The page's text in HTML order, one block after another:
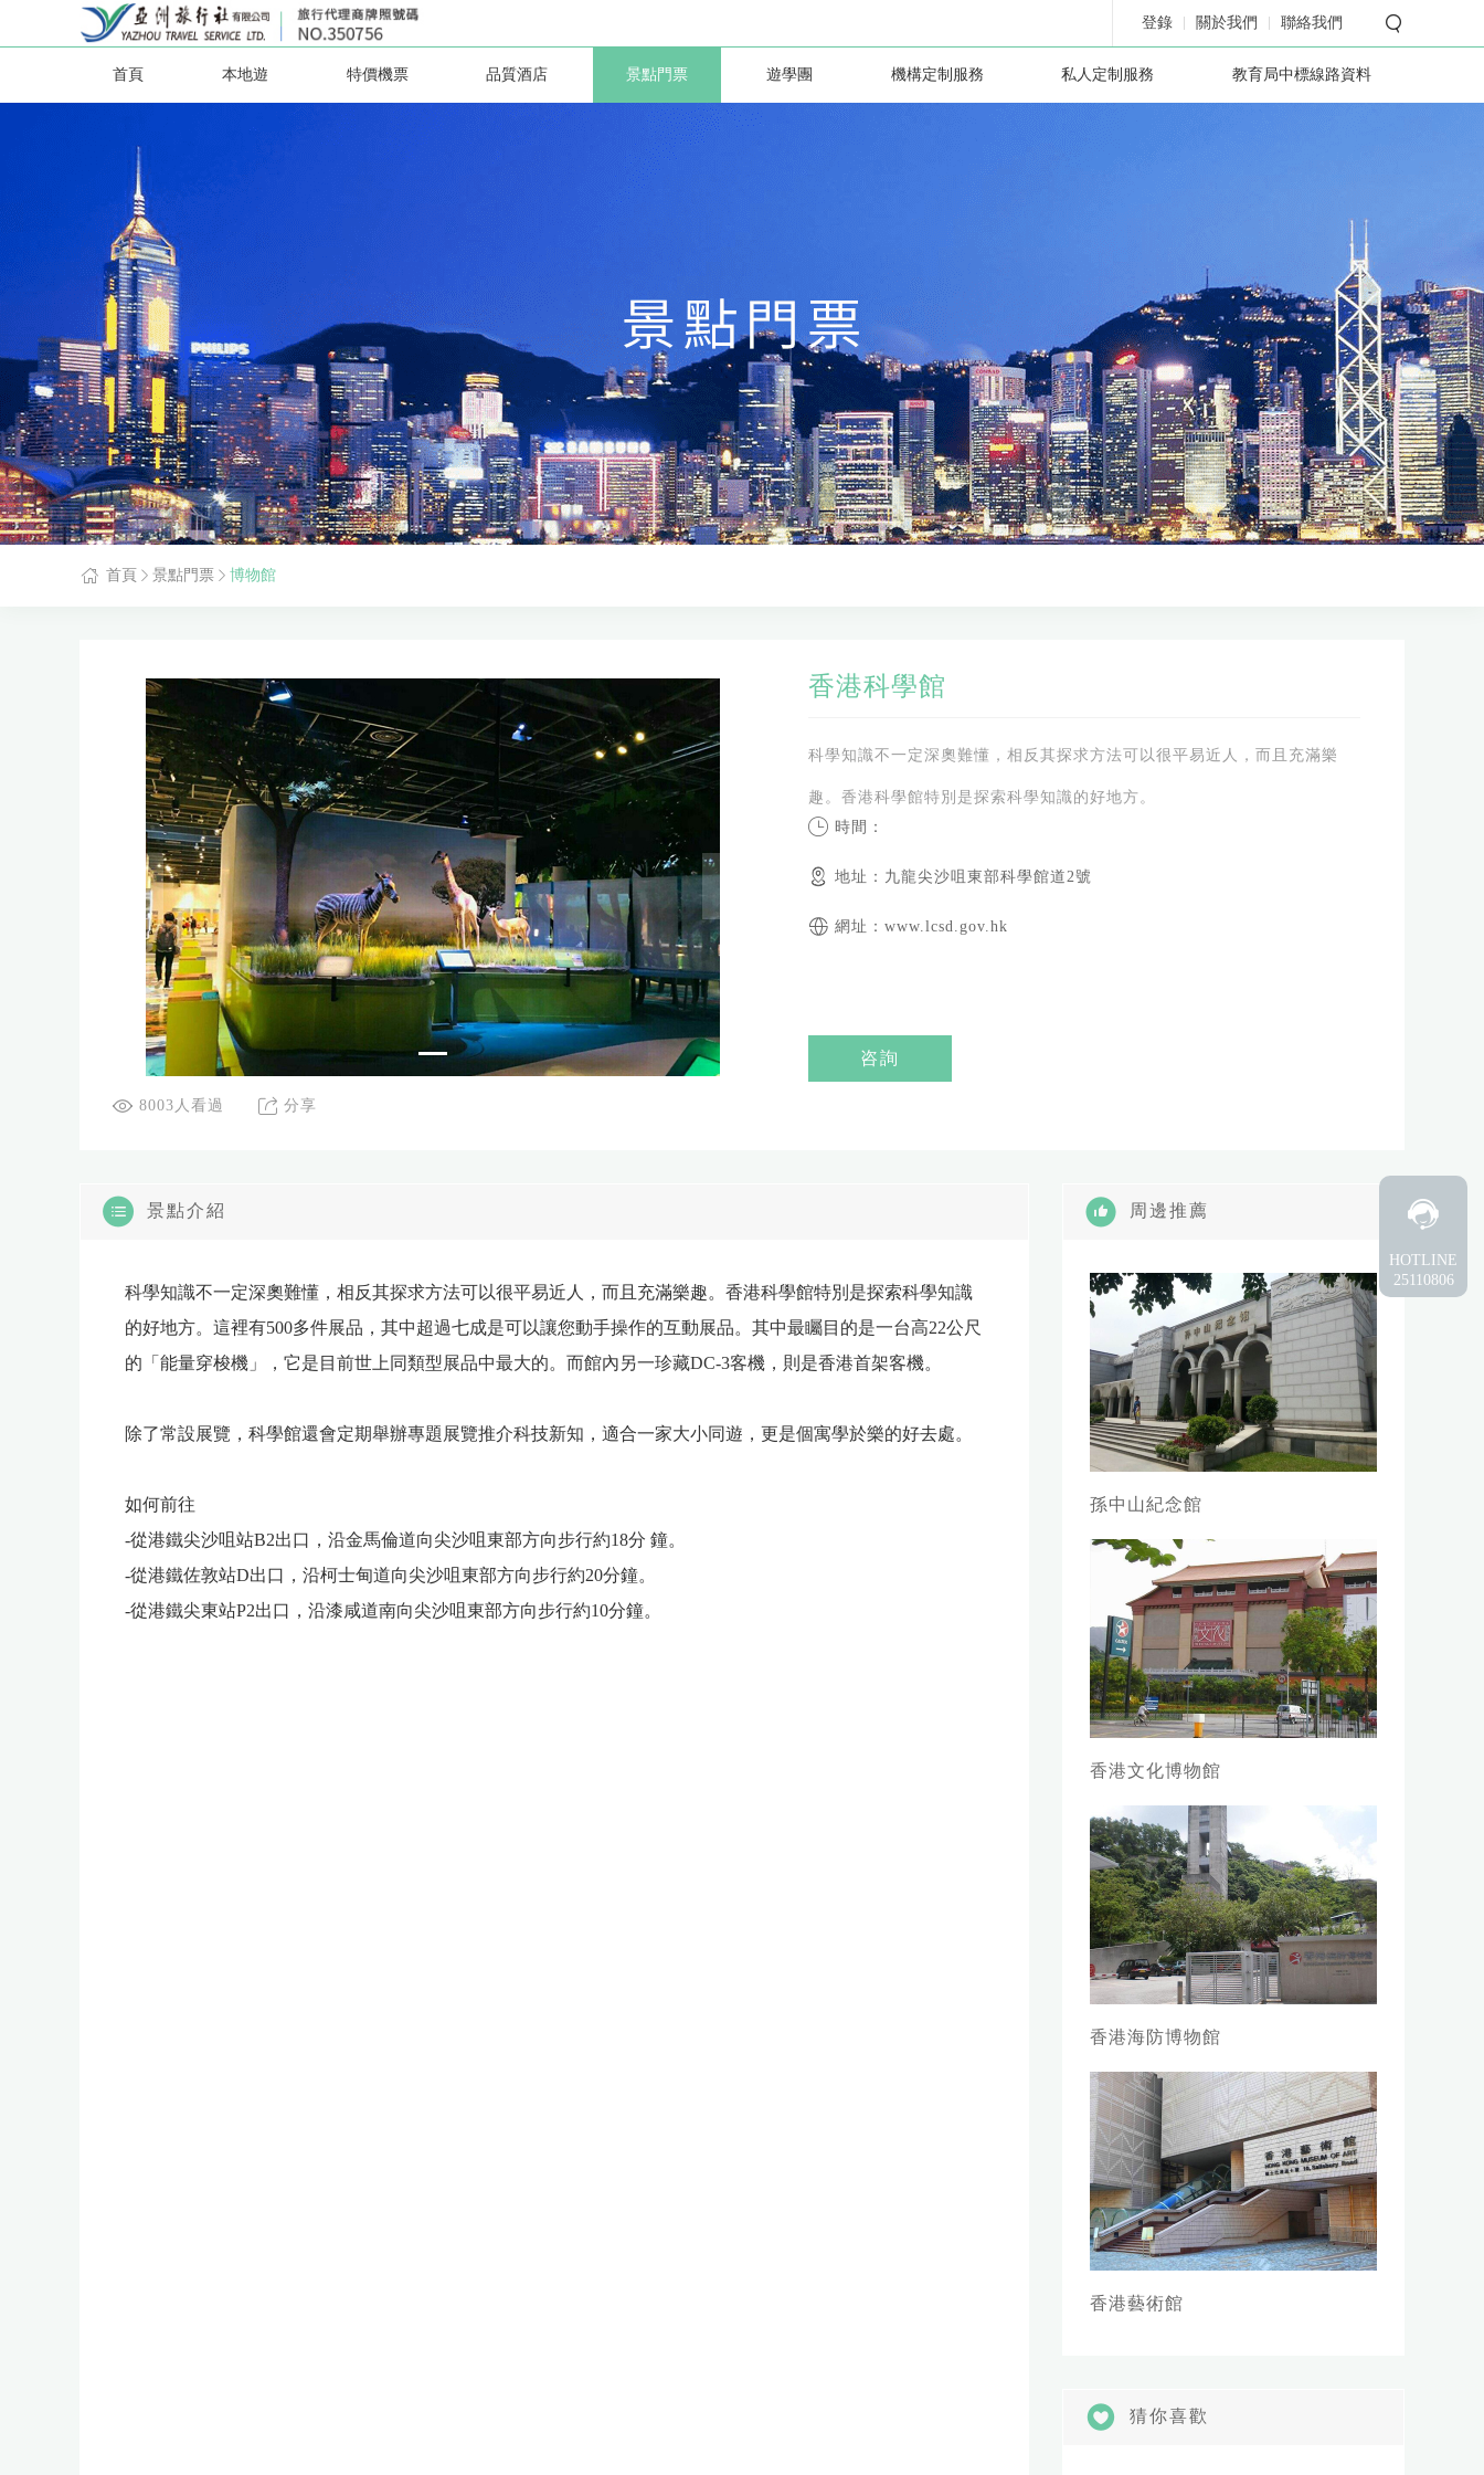
登錄 關於我們 聯絡我們
首頁 本地遊 特價機票 品質酒店 景點門票 遊學團 機構定制服務 私人定制服務 教育局中標線路資料
首頁 景點門票 博物館
香港科學館
科學知識不一定深奧難懂，相反其探求方法可以很平易近人，而且充滿樂
趣。香港科學館特別是探索科學知識的好地方。
時間：
地址：九龍尖沙咀東部科學館道2號
網址：www.lcsd.gov.hk
咨詢
8003人看過 分享
景點介紹
科學知識不一定深奧難懂，相反其探求方法可以很平易近人，而且充滿樂趣。香港科學館特別是探索科學知識
的好地方。這裡有500多件展品，其中超過七成是可以讓您動手操作的互動展品。其中最矚目的是一台高22公尺
的「能量穿梭機」，它是目前世上同類型展品中最大的。而館內另一珍藏DC-3客機，則是香港首架客機。
除了常設展覽，科學館還會定期舉辦專題展覽推介科技新知，適合一家大小同遊，更是個寓學於樂的好去處。
如何前往
-從港鐵尖沙咀站B2出口，沿金馬倫道向尖沙咀東部方向步行約18分 鐘。
-從港鐵佐敦站D出口，沿柯士甸道向尖沙咀東部方向步行約20分鐘。
-從港鐵尖東站P2出口，沿漆咸道南向尖沙咀東部方向步行約10分鐘。
周邊推薦
孫中山紀念館
香港文化博物館
香港海防博物館
香港藝術館
猜你喜歡
HOTLINE
25110806